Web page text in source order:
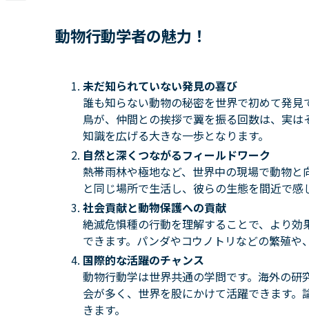
動物行動学者の魅力！
未だ知られていない発見の喜び
誰も知らない動物の秘密を世界で初めて発
鳥が、仲間との挨拶で翼を振る回数は、実
知識を広げる大きな一歩となります。
自然と深くつながるフィールドワーク
熱帯雨林や極地など、世界中の現場で動物
と同じ場所で生活し、彼らの生態を間近で感
社会貢献と動物保護への貢献
絶滅危惧種の行動を理解することで、より
できます。パンダやコウノトリなどの繁殖や
国際的な活躍のチャンス
動物行動学は世界共通の学問です。海外の
会が多く、世界を股にかけて活躍できます
きます。